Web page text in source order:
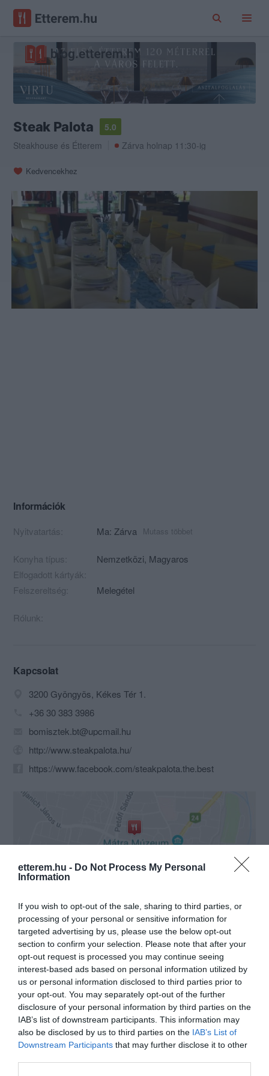
etterem.hu - Do Not Process My Personal
Information
If you wish to opt-out of the sale, sharing to third parties, or
processing of your personal or sensitive information for
targeted advertising by us, please use the below opt-out
section to confirm your selection. Please note that after your
opt-out request is processed you may continue seeing
interest-based ads based on personal information utilized by
us or personal information disclosed to third parties prior to
your opt-out. You may separately opt-out of the further
disclosure of your personal information by third parties on the
IAB’s list of downstream participants. This information may
also be disclosed by us to third parties on the IAB’s List of
Downstream Participants that may further disclose it to other
Steak Palota
5.0
Steakhouse és Étterem Zárva holnap 11:30-ig
Kedvencekhez
Információk
Nyitvatartás: Ma: Zárva Mutass többet
Konyha típus: Nemzetközi, Magyaros
Elfogadott kártyák:
Felszereltség:
Melegétel
Rólunk:
Kapcsolat
3200 Gyöngyös, Kékes Tér 1.
+36 30 383 3986
bomisztek.bt@upcmail.hu
http://www.steakpalota.hu/
https://www.facebook.com/steakpalota.the.best
Probléma jelentése